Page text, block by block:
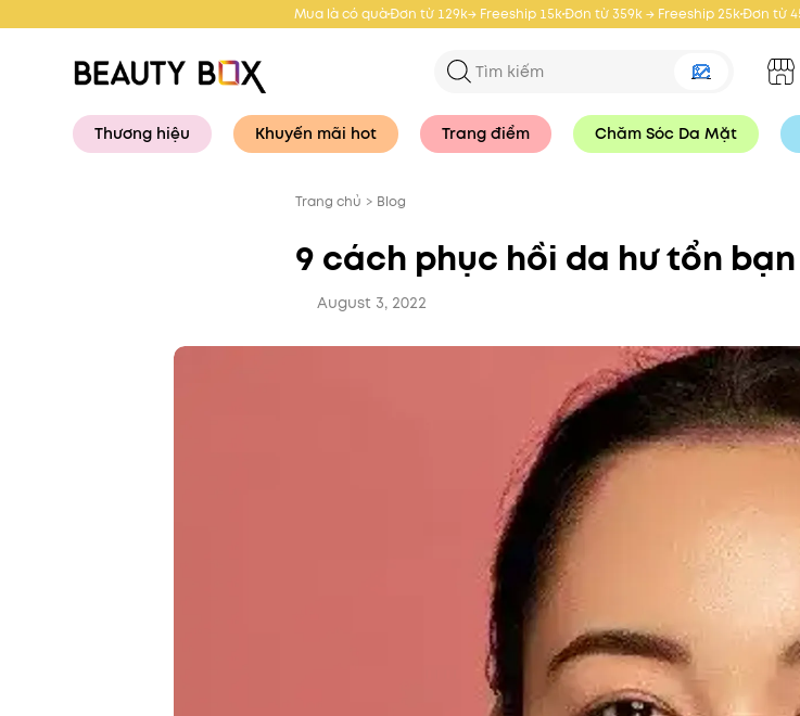
Mua là có quàĐơn từ 129k→ Freeship 15kĐơn từ 359k → Freeship 25kĐơn từ
Thương hiệu Khuyến mãi hot Trang điểm Chăm Sóc Da Mặt
Trang chủ > Blog
9 cách phục hồi da hư tổn
August 3, 2022